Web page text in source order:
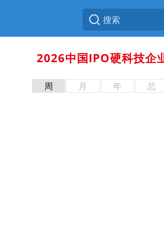
2026中国IPO硬科技企
周 月 年 总